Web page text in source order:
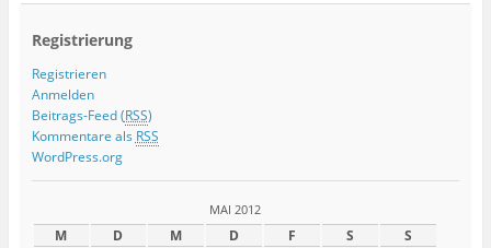
Registrierung
Registrieren
Anmelden
Beitrags-Feed (RSS)
Kommentare als RSS
WordPress.org
MAI 2012
M D M D F S S